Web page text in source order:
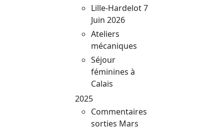
Lille-Hardelot 7
Juin 2026
Ateliers
mécaniques
Séjour
féminines à
Calais
2025
Commentaires
sorties Mars